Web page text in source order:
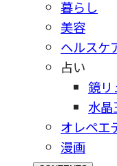
暮らし
美容
ヘルスケ
占い
鏡リ
水晶
オレペエ
漫画